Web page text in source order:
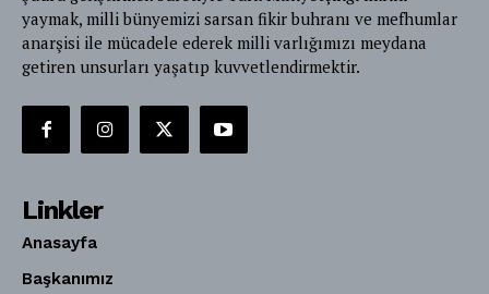
yaymak, milli bünyemizi sarsan fikir buhranı ve mefhumlar
anarşisi ile mücadele ederek milli varlığımızı meydana
getiren unsurları yaşatıp kuvvetlendirmektir.
Linkler
Anasayfa
Başkanımız